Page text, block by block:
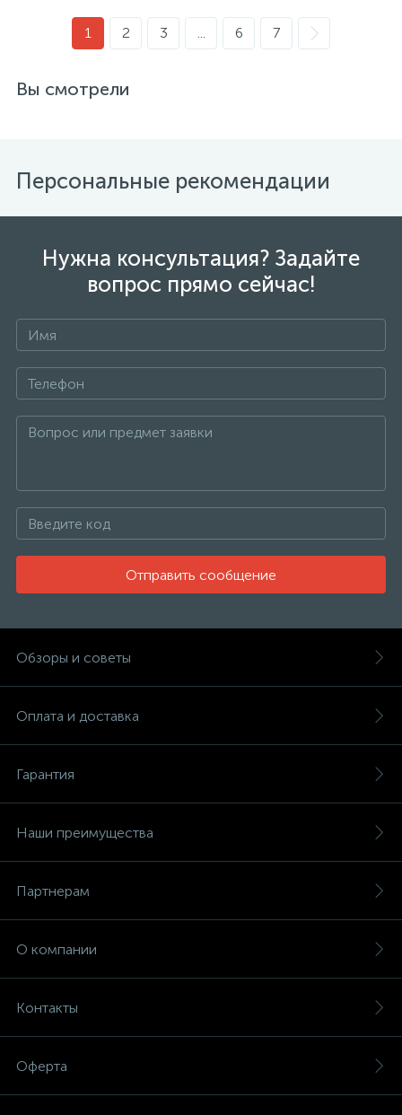
1 2 3 ... 6 7
Вы смотрели
Персональные рекомендации
Нужна консультация? Задайте
вопрос прямо сейчас!
Отправить сообщение
Обзоры и советы
Оплата и доставка
Гарантия
Наши преимущества
Партнерам
О компании
Контакты
Оферта